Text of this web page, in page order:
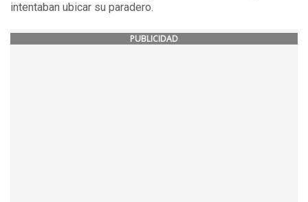
intentaban ubicar su paradero.
PUBLICIDAD